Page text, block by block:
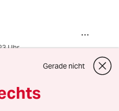
Uhr
hohen Mieten von
zahlen?
die Zeche, nachdem
Gerade nicht